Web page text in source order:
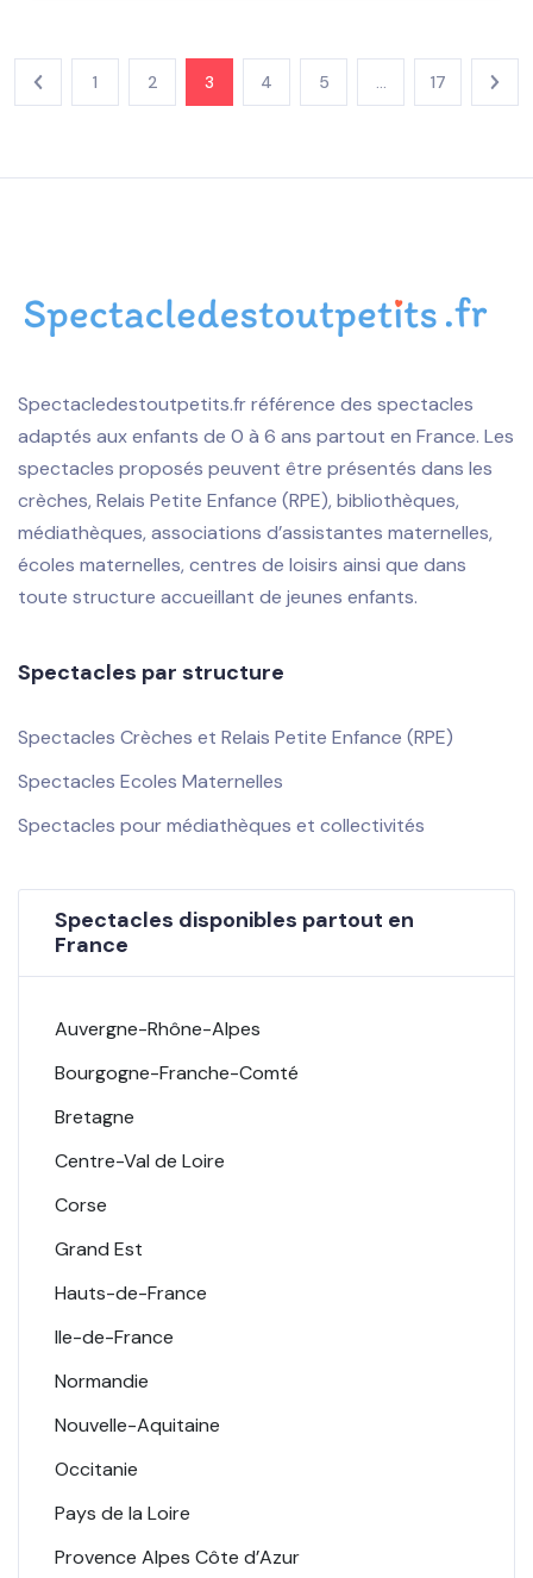
1 2 3 4 5 17
Spectacledestoutpetits.fr référence des spectacles
adaptés aux enfants de 0 à 6 ans partout en France. Les
spectacles proposés peuvent être présentés dans les
crèches, Relais Petite Enfance (RPE), bibliothèques,
médiathèques, associations d’assistantes maternelles,
écoles maternelles, centres de loisirs ainsi que dans
toute structure accueillant de jeunes enfants.
Spectacles par structure
Spectacles Crèches et Relais Petite Enfance (RPE)
Spectacles Ecoles Maternelles
Spectacles pour médiathèques et collectivités
Spectacles disponibles partout en
France
Auvergne-Rhône-Alpes
Bourgogne-Franche-Comté
Bretagne
Centre-Val de Loire
Corse
Grand Est
Hauts-de-France
Ile-de-France
Normandie
Nouvelle-Aquitaine
Occitanie
Pays de la Loire
Provence Alpes Côte d’Azur